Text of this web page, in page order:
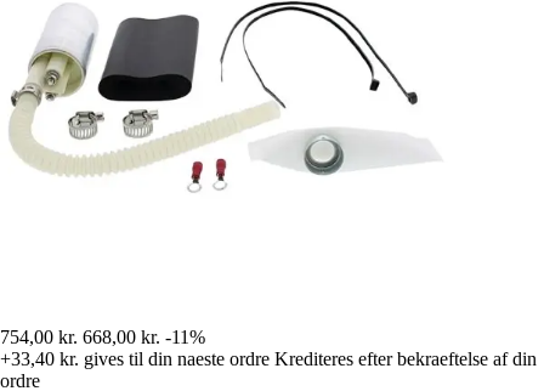
754,00 kr. 668,00 kr. -11%
+33,40 kr. gives til din naeste ordre Krediteres efter bekraeftelse af din
ordre